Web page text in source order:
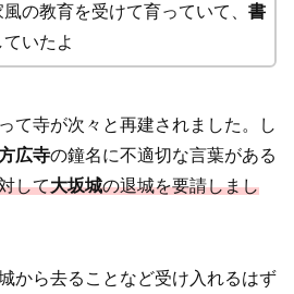
の教育を受けて育っていて、 書
いたよ
て寺が次々と再建されました。し
広寺の鐘名に不適切な言葉がある
して大坂城の退城を要請しまし
から去ることなど受け入れるはず